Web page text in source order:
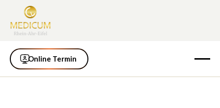
Online Termin
Online Termin